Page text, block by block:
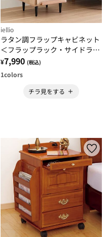
iellio
ラタン調フラップキャビネット
＜フラップラック・サイドラッ
ク＞
¥7,990 (税込)
1colors
チラ見をする